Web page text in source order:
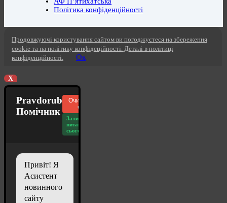
Політика конфіденційності
Продовжуючі користування сайтом ви погоджуєтеся на збереження
cookie та на політику конфідеційності. Деталі в політиці
конфіденційності.
Ок
X
Pravdorub
Помічник
Очистити
чат
Залишилось
питань
сьогодні: 20
Привіт! Я
Асистент
новинного
сайту